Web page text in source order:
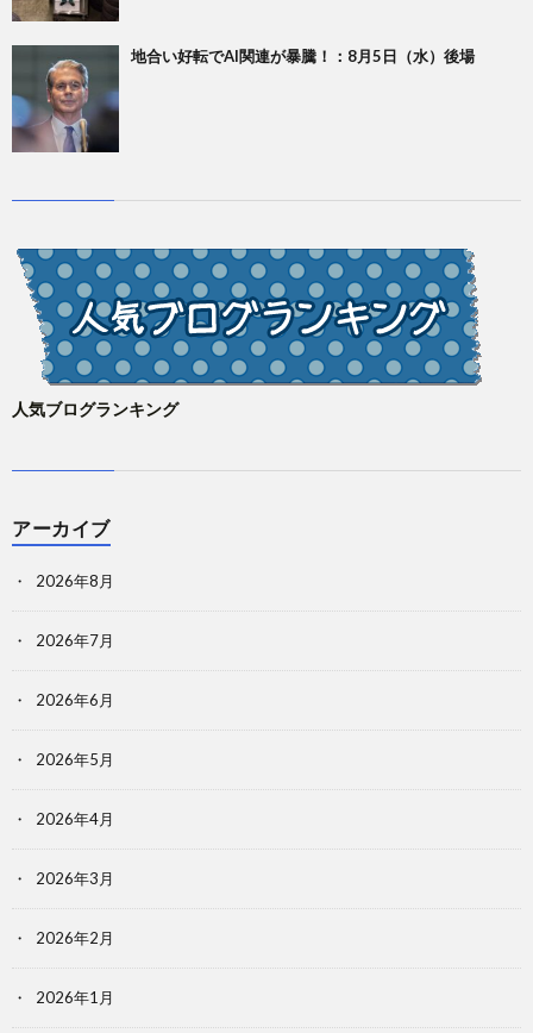
地合い好転でAI関連が暴騰！：8月5日（水）後場
人気ブログランキング
アーカイブ
2026年8月
2026年7月
2026年6月
2026年5月
2026年4月
2026年3月
2026年2月
2026年1月